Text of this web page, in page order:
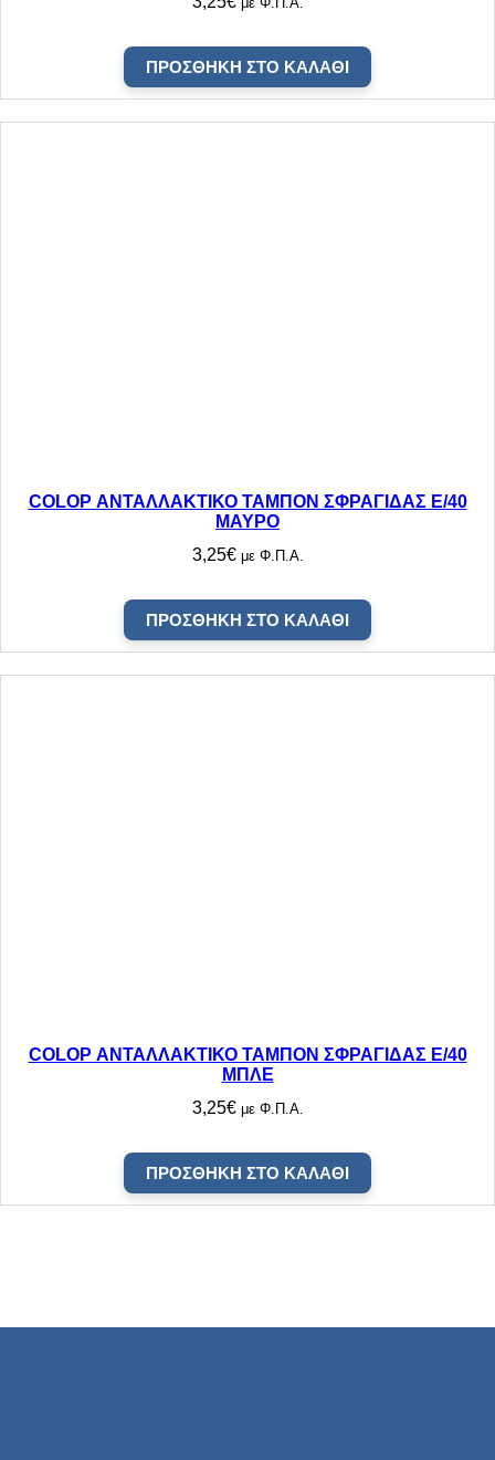
με Φ.Π.Α.
ΠΡΟΣΘΉΚΗ ΣΤΟ ΚΑΛΆΘΙ
COLOP ΑΝΤΑΛΛΑΚΤΙΚΟ ΤΑΜΠΟΝ ΣΦΡΑΓΙΔΑΣ E/40
ΜΑΥΡΟ
3,25€ με Φ.Π.Α.
ΠΡΟΣΘΉΚΗ ΣΤΟ ΚΑΛΆΘΙ
COLOP ΑΝΤΑΛΛΑΚΤΙΚΟ ΤΑΜΠΟΝ ΣΦΡΑΓΙΔΑΣ E/40
ΜΠΛΕ
3,25€ με Φ.Π.Α.
ΠΡΟΣΘΉΚΗ ΣΤΟ ΚΑΛΆΘΙ